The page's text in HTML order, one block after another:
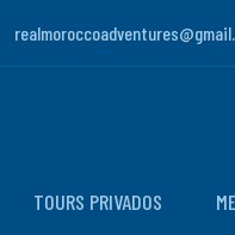
TOURS PRIVADOS